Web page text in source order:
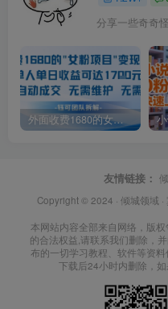
外面收费1680的女粉项目变现，单人单日收益可达1.7k，全自动成交无需维护
友情链接：
Copyright © 2024 · 倾城领域 ·
本网站内容全部来自网络，版
的合法权益,请联系我们删除，
布的一切学习教程、软件等资
下载后24小时内删除，